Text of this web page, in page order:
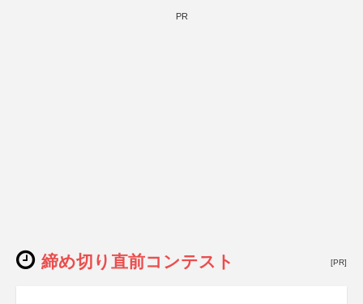
PR
締め切り直前コンテスト [PR]